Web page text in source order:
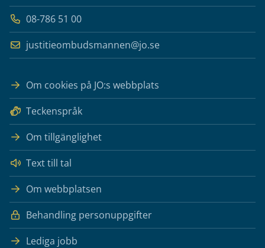
08-786 51 00
justitieombudsmannen@jo.se
Om cookies på JO:s webbplats
Teckenspråk
Om tillgänglighet
Text till tal
Om webbplatsen
Behandling personuppgifter
Lediga jobb